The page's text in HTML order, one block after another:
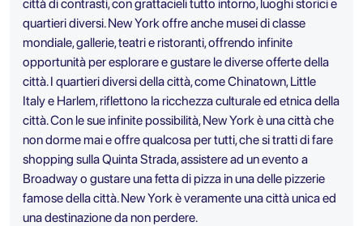
città di contrasti, con grattacieli tutto intorno, luoghi storici e
quartieri diversi. New York offre anche musei di classe
mondiale, gallerie, teatri e ristoranti, offrendo infinite
opportunità per esplorare e gustare le diverse offerte della
città. I quartieri diversi della città, come Chinatown, Little
Italy e Harlem, riflettono la ricchezza culturale ed etnica della
città. Con le sue infinite possibilità, New York è una città che
non dorme mai e offre qualcosa per tutti, che si tratti di fare
shopping sulla Quinta Strada, assistere ad un evento a
Broadway o gustare una fetta di pizza in una delle pizzerie
famose della città. New York è veramente una città unica ed
una destinazione da non perdere.